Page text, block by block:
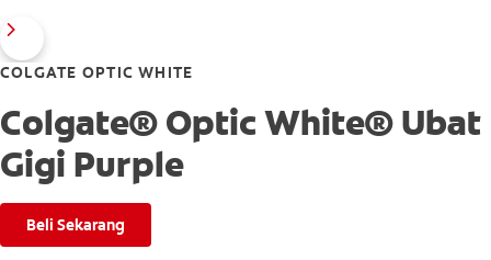
COLGATE OPTIC WHITE
Colgate® Optic White® Ubat
Gigi Purple
Beli Sekarang